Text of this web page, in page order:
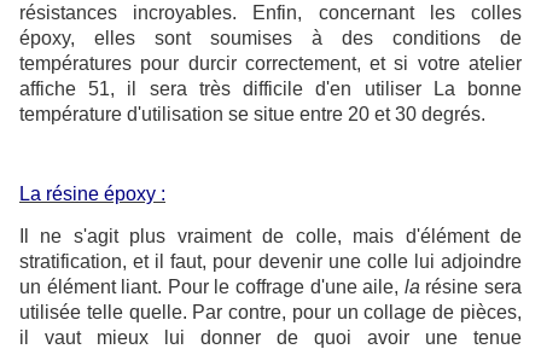
résistances incroyables. Enfin, concernant les colles
époxy, elles sont soumises à des conditions de
températures pour durcir correctement, et si votre atelier
affiche 51, il sera très difficile d'en utiliser La bonne
température d'utilisation se situe entre 20 et 30 degrés.
La résine époxy :
Il ne s'agit plus vraiment de colle, mais d'élément de
stratification, et il faut, pour devenir une colle lui adjoindre
un élément liant. Pour le coffrage d'une aile, la résine sera
utilisée telle quelle. Par contre, pour un collage de pièces,
il vaut mieux lui donner de quoi avoir une tenue